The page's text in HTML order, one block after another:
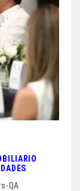
QA